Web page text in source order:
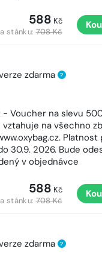
588 Kč
stánku:708 Kč
zdarma ?
- Voucher na slevu
vztahuje na všechno
Platnost
30.9. 2026. Bude
v objednávce
588 Kč
stánku:708 Kč
zdarma ?